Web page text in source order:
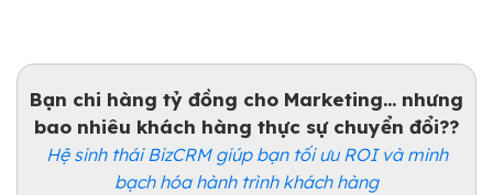
Bạn chi hàng tỷ đồng cho Marketing... nhưng
bao nhiêu khách hàng thực sự chuyển đổi??
Hệ sinh thái BizCRM giúp bạn tối ưu ROI và minh
bạch hóa hành trình khách hàng